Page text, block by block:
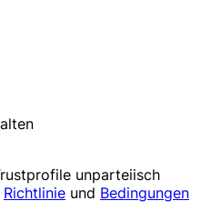
unparteiisch
Richtlinie und Bedingungen